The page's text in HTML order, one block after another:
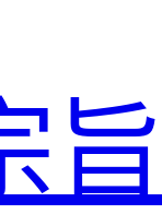
旨